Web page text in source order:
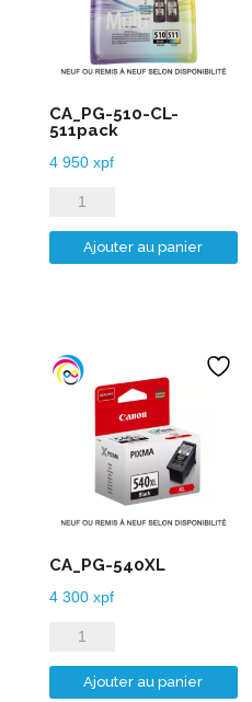
CA_PG-510-CL-
511pack
4 950 xpf
quantité
de
CA_PG-
Ajouter au panier
CA_PG-540XL
4 300 xpf
quantité
de
CA_PG-
Ajouter au panier